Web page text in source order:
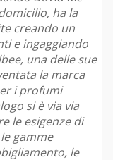
ha la
creando un
e ingaggiando
una delle sue
la marca
i profumi
si è via via
le esigenze di
gamme
le